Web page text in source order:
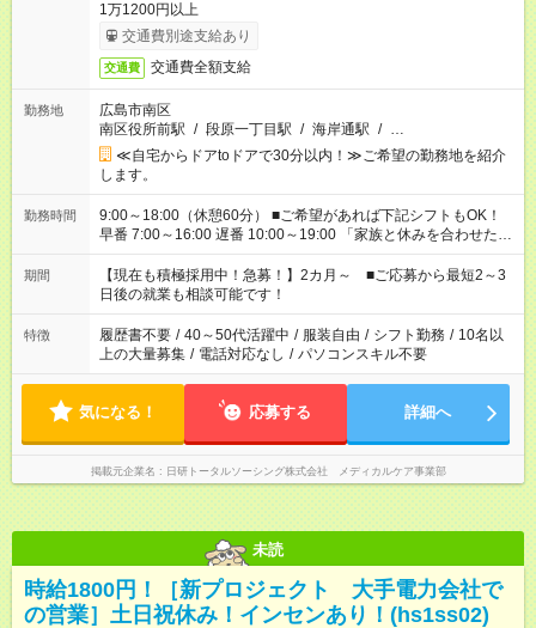
1万1200円以上
交通費別途支給あり
交通費 交通費全額支給
勤務地
広島市南区
南区役所前駅 / 段原一丁目駅 / 海岸通駅 / …
≪自宅からドアtoドアで30分以内！≫ご希望の勤務地を紹介
します。
勤務時間
9:00～18:00（休憩60分） ■ご希望があれば下記シフトもOK！
早番 7:00～16:00 遅番 10:00～19:00 「家族と休みを合わせた
い」 「余裕を持って夕飯の準備がしたい」 「できれば残業はし
たくない」 など、ご希望を教えてくださいね。 ※Wワーク希望
の方へ 今ご覧のお仕事で希望する勤務時間と、もう1つのお仕事
の勤務時間。 合計で週40時間を超える場合は応募できません。
期間
【現在も積極採用中！急募！】2カ月～ ■ご応募から最短2～3
日後の就業も相談可能です！
特徴 履歴書不要 / 40～50代活躍中 / 服装自由 / シフト勤務 / 10名以
上の大量募集 / 電話対応なし / パソコンスキル不要
気になる！ 応募する 詳細へ
掲載元企業名 日研トータルソーシング株式会社 メディカルケア事業部
未読
時給1800円！［新プロジェクト 大手電力会社で
の営業］土日祝休み！インセンあり！(hs1ss02)